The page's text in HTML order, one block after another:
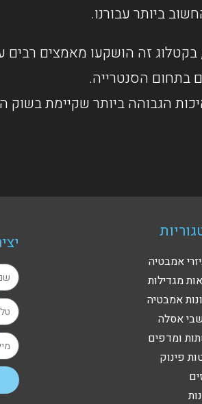
ביותר עבורנו.
בקטלוג זה הושקעו מאמצים
בתחום הסנטרייה.
הגבוהה ביותר שקיימת בשוק
אמבטיה
מגדילות
אמבטיה
אסלה
ומדפים
פינוק